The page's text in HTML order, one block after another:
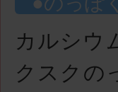
カルシウ
クスクの